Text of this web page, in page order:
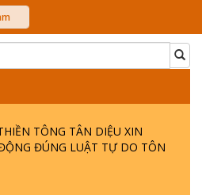
TÔNG TÂN DIỆU XIN
ĐÚNG LUẬT TỰ DO TÔN